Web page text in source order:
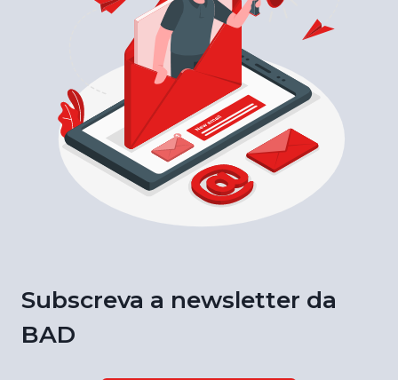
Subscreva a newsletter da
BAD